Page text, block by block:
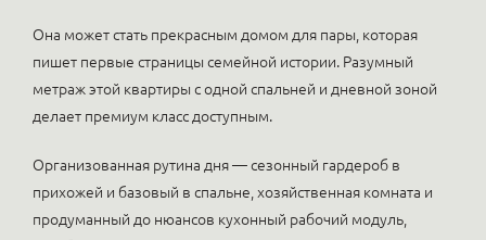
Она может стать прекрасным домом для пары, которая
пишет первые страницы семейной истории. Разумный
метраж этой квартиры с одной спальней и дневной зоной
делает премиум класс доступным.
Организованная рутина дня — сезонный гардероб в
прихожей и базовый в спальне, хозяйственная комната и
продуманный до нюансов кухонный рабочий модуль,